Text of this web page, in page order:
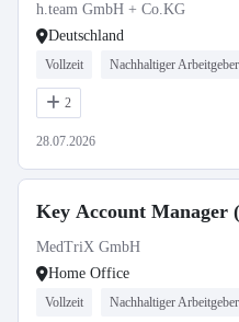
h.team GmbH + Co.KG
Deutschland
Vollzeit Nachhaltiger Arbeitgeber
2
28.07.2026
Key Account Manager
MedTriX GmbH
Home Office
Vollzeit Nachhaltiger Arbeitgeber